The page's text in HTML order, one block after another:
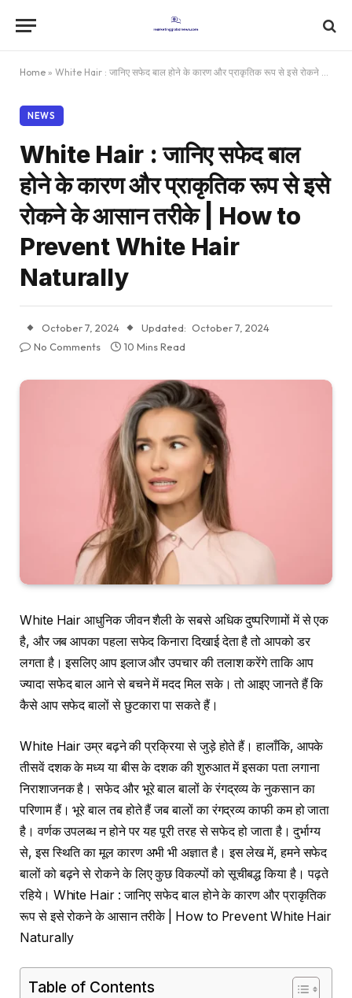
Home » White Hair : जानिए सफेद बाल होने के कारण और प्राकृतिक रूप से इसे रोकने के आसान तरीके | How to Prevent White Hair Naturally
NEWS
White Hair : जानिए सफेद बाल
होने के कारण और प्राकृतिक रूप से इसे
रोकने के आसान तरीके | How to
Prevent White Hair
Naturally
October 7, 2024 Updated: October 7, 2024
No Comments
10 Mins Read
White Hair आधुनिक जीवन शैली के सबसे अधिक दुष्परिणामों में से एक
है, और जब आपका पहला सफेद किनारा दिखाई देता है तो आपको डर
लगता है। इसलिए आप इलाज और उपचार की तलाश करेंगे ताकि आप
ज्यादा सफेद बाल आने से बचने में मदद मिल सके। तो आइए जानते हैं कि
कैसे आप सफेद बालों से छुटकारा पा सकते हैं।
White Hair उम्र बढ़ने की प्रक्रिया से जुड़े होते हैं। हालाँकि, आपके
तीसवें दशक के मध्य या बीस के दशक की शुरुआत में इसका पता लगाना
निराशाजनक है। सफेद और भूरे बाल बालों के रंगद्रव्य के नुकसान का
परिणाम हैं। भूरे बाल तब होते हैं जब बालों का रंगद्रव्य काफी कम हो जाता
है। वर्णक उपलब्ध न होने पर यह पूरी तरह से सफेद हो जाता है। दुर्भाग्य
से, इस स्थिति का मूल कारण अभी भी अज्ञात है। इस लेख में, हमने सफेद
बालों को बढ़ने से रोकने के लिए कुछ विकल्पों को सूचीबद्ध किया है। पढ़ते
रहिये। White Hair : जानिए सफेद बाल होने के कारण और प्राकृतिक
रूप से इसे रोकने के आसान तरीके | How to Prevent White Hair
Naturally
Table of Contents